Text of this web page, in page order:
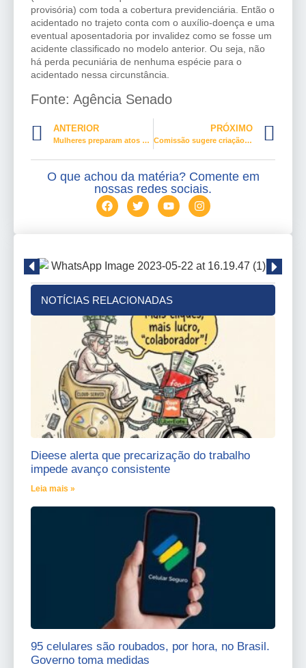
provisória) com toda a cobertura previdenciária. Então o
acidentado no trajeto conta com o auxílio-doença e uma
eventual aposentadoria por invalidez como se fosse um
acidente classificado no modelo anterior. Ou seja, não
há perda pecuniária de nenhuma espécie para o
acidentado nessa circunstância.
Fonte: Agência Senado
ANTERIOR
Mulheres preparam atos contra Bolsonaro no 8 de março
PRÓXIMO
Comissão sugere criação do Serviço de Aprendizagem da Pessoa com Deficiência
O que achou da matéria? Comente em
nossas redes sociais.
NOTÍCIAS RELACIONADAS
Dieese alerta que precarização do trabalho
impede avanço consistente
Leia mais »
95 celulares são roubados, por hora, no Brasil.
Governo toma medidas